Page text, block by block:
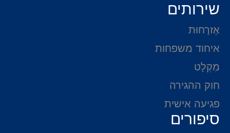
שירותים
אֶזרָחוּת
איחוד משפחות
מִקְלָט
חוק ההגירה
פגיעה אישית
סיפורים